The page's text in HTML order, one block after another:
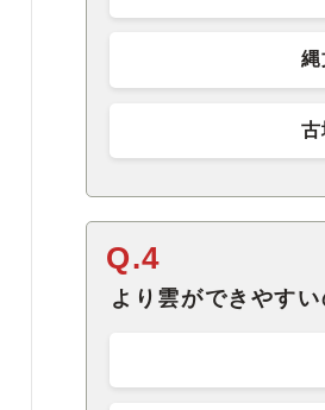
Q.4
より雲ができやす